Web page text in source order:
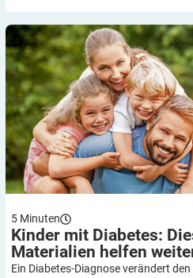
Kinder mit Diabetes: Diese
5 Minuten
Kinder mit Diabetes:
Materialien helfen
Ein Diabetes-Diagnose verändert